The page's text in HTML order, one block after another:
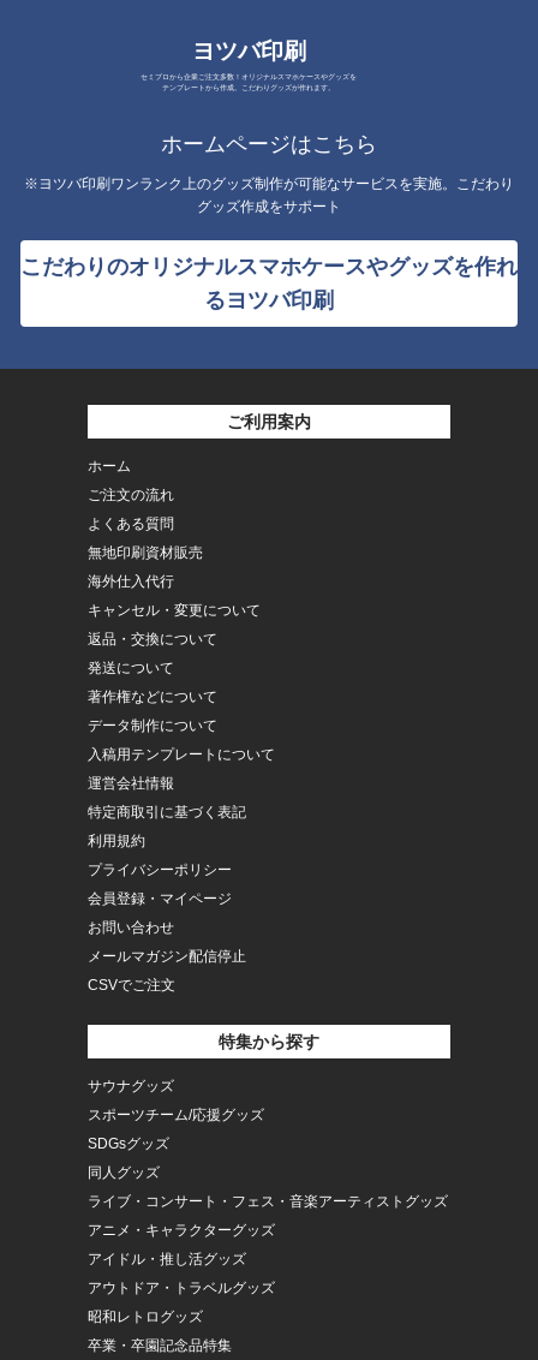
ヨツバ印刷
セミプロから企業ご注文多数！オリジナルスマホケースやグッズを
テンプレートから作成。こだわりグッズが作れます。
ホームページはこちら
※ヨツバ印刷ワンランク上のグッズ制作が可能なサービスを実施。こだわり
グッズ作成をサポート
こだわりのオリジナルスマホケースやグッズを作れ
るヨツバ印刷
ご利用案内
ホーム
ご注文の流れ
よくある質問
無地印刷資材販売
海外仕入代行
キャンセル・変更について
返品・交換について
発送について
著作権などについて
データ制作について
入稿用テンプレートについて
運営会社情報
特定商取引に基づく表記
利用規約
プライバシーポリシー
会員登録・マイページ
お問い合わせ
メールマガジン配信停止
CSVでご注文
特集から探す
サウナグッズ
スポーツチーム/応援グッズ
SDGsグッズ
同人グッズ
ライブ・コンサート・フェス・音楽アーティストグッズ
アニメ・キャラクターグッズ
アイドル・推し活グッズ
アウトドア・トラベルグッズ
昭和レトログッズ
卒業・卒園記念品特集